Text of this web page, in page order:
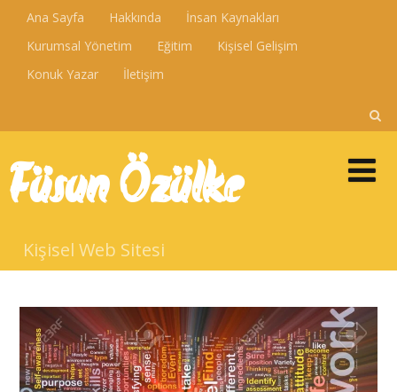
Ana Sayfa Hakkında
İnsan Kaynakları
Kurumsal Yönetim
Eğitim
Kişisel Gelişim
Konuk Yazar
İletişim
Füsun Özülke
Kişisel Web Sitesi